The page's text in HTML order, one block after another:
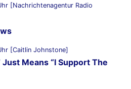
[Nachrichtenagentur Radio
[Caitlin Johnstone]
Just Means “I Support The